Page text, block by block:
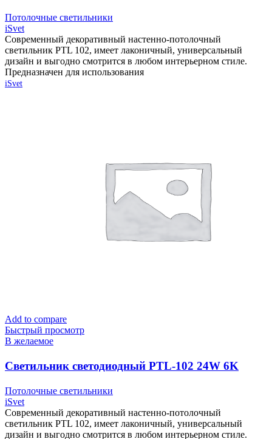
Потолочные светильники
iSvet
Современный декоративный настенно-потолочный
светильник PTL 102, имеет лаконичный, универсальный
дизайн и выгодно смотрится в любом интерьерном стиле.
Предназначен для использования
iSvet
Add to compare
Быстрый просмотр
В желаемое
Cветильник светодиодный PTL-102 24W 6K
Потолочные светильники
iSvet
Современный декоративный настенно-потолочный
светильник PTL 102, имеет лаконичный, универсальный
дизайн и выгодно смотрится в любом интерьерном стиле.